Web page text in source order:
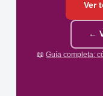
Ver
←
📖 Guía completa: